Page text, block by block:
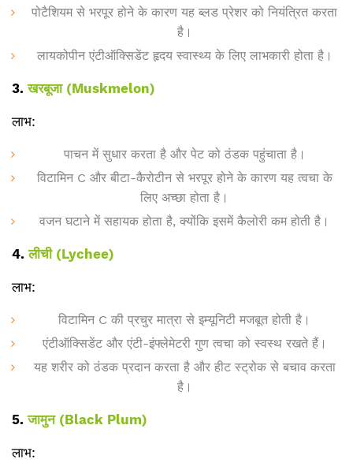
पोटैशियम से भरपूर होने के कारण यह ब्लड प्रेशर को नियंत्रित करता
है।
लायकोपीन एंटीऑक्सिडेंट हृदय स्वास्थ्य के लिए लाभकारी होता है।
3.खरबूजा (Muskmelon)
लाभ:
पाचन में सुधार करता है और पेट को ठंडक पहुंचाता है।
विटामिन C और बीटा-कैरोटीन से भरपूर होने के कारण यह त्वचा के
लिए अच्छा होता है।
वजन घटाने में सहायक होता है, क्योंकि इसमें कैलोरी कम होती है।
4.लीची (Lychee)
लाभ:
विटामिन C की प्रचुर मात्रा से इम्यूनिटी मजबूत होती है।
एंटीऑक्सिडेंट और एंटी-इंफ्लेमेटरी गुण त्वचा को स्वस्थ रखते हैं।
यह शरीर को ठंडक प्रदान करता है और हीट स्ट्रोक से बचाव करता
है।
5.जामुन (Black Plum)
लाभ: